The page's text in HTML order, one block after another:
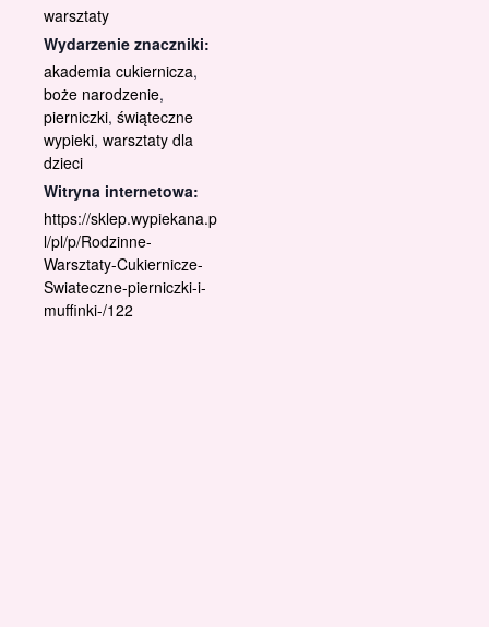
warsztaty
Wydarzenie znaczniki:
akademia cukiernicza,
boże narodzenie,
pierniczki, świąteczne
wypieki, warsztaty dla
dzieci
Witryna internetowa:
https://sklep.wypiekana.p
l/pl/p/Rodzinne-
Warsztaty-Cukiernicze-
Swiateczne-pierniczki-i-
muffinki-/122